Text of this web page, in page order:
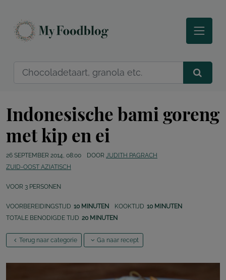
Indonesische bami goreng
met kip en ei
26 SEPTEMBER 2014, 08:00 DOOR JUDITH PAGRACH
ZUID-OOST AZIATISCH
VOOR 3 PERSONEN
VOORBEREIDINGSTIJD 10 MINUTEN KOOKTIJD 10 MINUTEN
TOTALE BENODIGDE TIJD 20 MINUTEN
Terug naar categorie Ga naar recept